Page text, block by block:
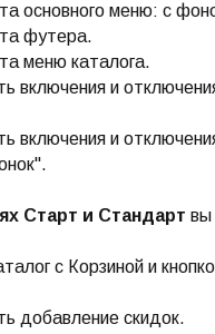
основного меню: с
футера.
меню каталога.
включения и
включения и
Старт и Стандарт вы
с Корзиной и
добавление скидок.